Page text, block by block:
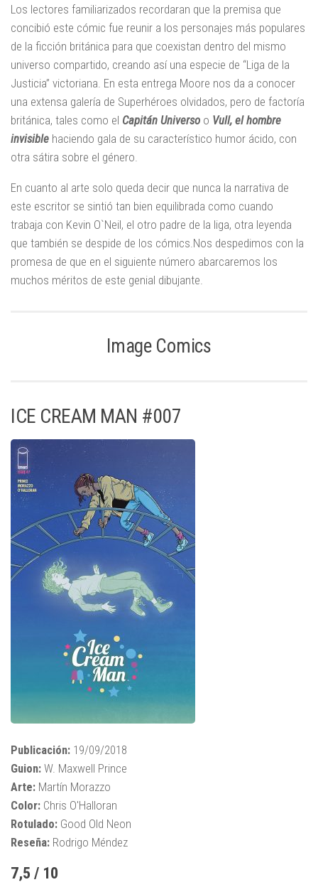
Los lectores familiarizados recordaran que la premisa que
concibió este cómic fue reunir a los personajes más populares
de la ficción británica para que coexistan dentro del mismo
universo compartido, creando así una especie de “Liga de la
Justicia” victoriana. En esta entrega Moore nos da a conocer
una extensa galería de Superhéroes olvidados, pero de factoría
británica, tales como el Capitán Universo o Vull, el hombre
invisible haciendo gala de su característico humor ácido, con
otra sátira sobre el género.
En cuanto al arte solo queda decir que nunca la narrativa de
este escritor se sintió tan bien equilibrada como cuando
trabaja con Kevin O`Neil, el otro padre de la liga, otra leyenda
que también se despide de los cómics.Nos despedimos con la
promesa de que en el siguiente número abarcaremos los
muchos méritos de este genial dibujante.
Image Comics
ICE CREAM MAN #007
Publicación: 19/09/2018
Guion: W. Maxwell Prince
Arte: Martín Morazzo
Color: Chris O'Halloran
Rotulado: Good Old Neon
Reseña: Rodrigo Méndez
7,5 / 10